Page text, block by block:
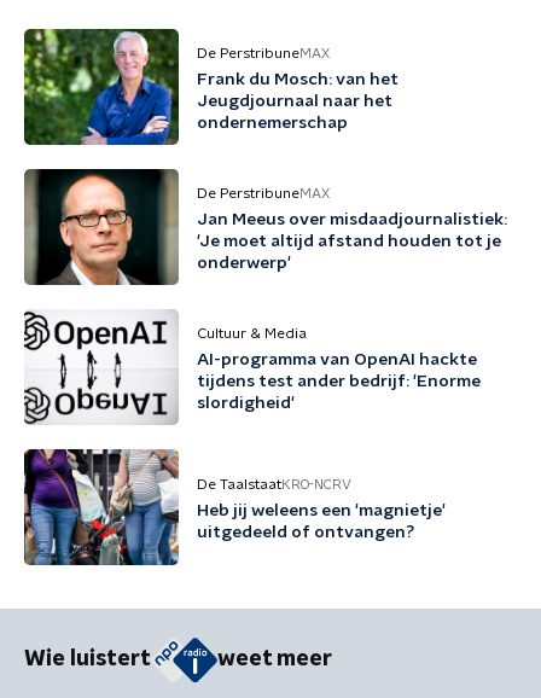
De PerstribuneMAX
Frank du Mosch: van het
Jeugdjournaal naar het
ondernemerschap
De PerstribuneMAX
Jan Meeus over misdaadjournalistiek:
'Je moet altijd afstand houden tot je
onderwerp'
Cultuur & Media
AI-programma van OpenAI hackte
tijdens test ander bedrijf: 'Enorme
slordigheid'
De TaalstaatKRO-NCRV
Heb jij weleens een 'magnietje'
uitgedeeld of ontvangen?
Wie luistert weet meer